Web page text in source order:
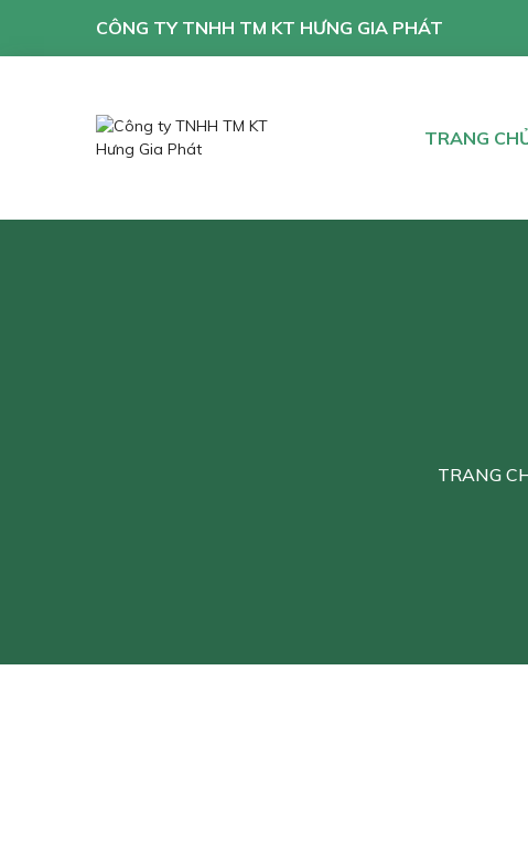
CÔNG TY TNHH TM KT HƯNG GIA PHÁT
TRANG
TRANG